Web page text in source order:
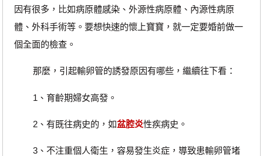
因有很多，比如病原體感染、外源性病原體、內源性病原
體、外科手術等。要想快速的懷上寶寶，就一定要婚前做一
個全面的檢查。
那麼，引起輸卵管的誘發原因有哪些，繼續往下看：
1、育齡期婦女高發。
2、有既往病史的，如盆腔炎性疾病史。
3、不注重個人衛生，容易發生炎症，導致患輸卵管堵